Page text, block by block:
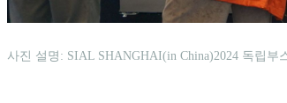
사진 설명: SIAL SHANGHAI(in China)2024 독립